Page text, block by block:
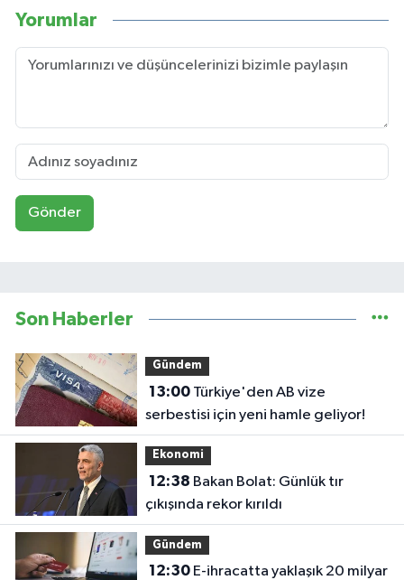
Yorumlar
Gönder
Son Haberler
Gündem
13:00Türkiye'den AB vize
serbestisi için yeni hamle geliyor!
Ekonomi
12:38
çıkışında rekor kırıldı
Gündem
12:30E-ihracatta yaklaşık 20 milyar